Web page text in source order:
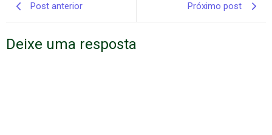
Post anterior Próximo post
Deixe uma resposta